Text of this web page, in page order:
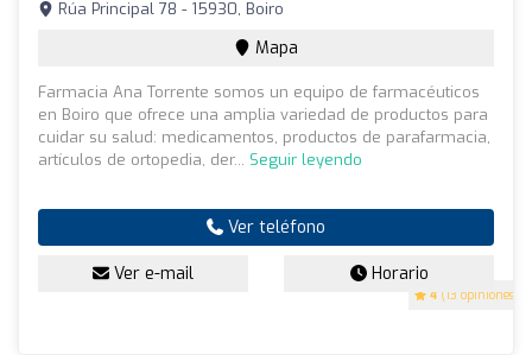
4 (13 opiniones)
Rúa Principal 78 - 15930, Boiro
Mapa
Farmacia Ana Torrente somos un equipo de farmacéuticos
en Boiro que ofrece una amplia variedad de productos para
cuidar su salud: medicamentos, productos de parafarmacia,
artículos de ortopedia, der... Seguir leyendo
Ver teléfono
Ver e-mail Horario